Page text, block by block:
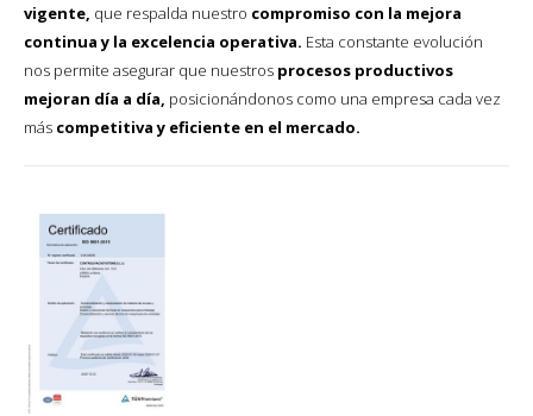
vigente, que respalda nuestro compromiso con la mejora
continua y la excelencia operativa. Esta constante evolución
nos permite asegurar que nuestros procesos productivos
mejoran día a día, posicionándonos como una empresa cada vez
más competitiva y eficiente en el mercado.